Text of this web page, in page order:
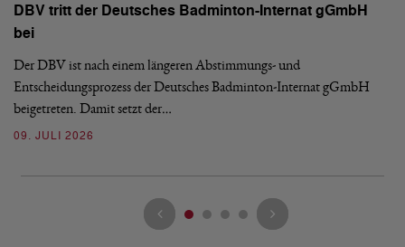
DBV tritt der Deutsches Badminton-Internat gGmbH
bei
Der DBV ist nach einem längeren Abstimmungs- und
Entscheidungsprozess der Deutsches Badminton-Internat gGmbH
beigetreten. Damit setzt der…
09. JULI 2026